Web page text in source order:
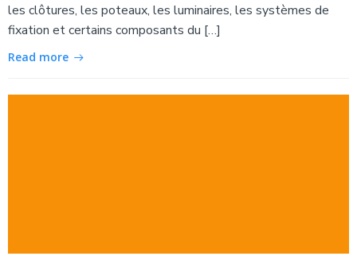
les clôtures, les poteaux, les luminaires, les systèmes de
fixation et certains composants du […]
Read more